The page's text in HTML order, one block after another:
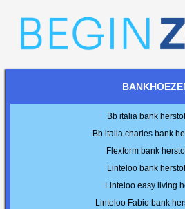
Bb italia bank
Bb italia charles bank
Flexform bank
Linteloo bank
Linteloo easy living
Linteloo Fabio bank